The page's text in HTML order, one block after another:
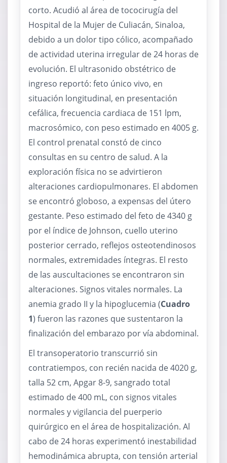
corto. Acudió al área de tococirugía del
Hospital de la Mujer de Culiacán, Sinaloa,
debido a un dolor tipo cólico, acompañado
de actividad uterina irregular de 24 horas de
evolución. El ultrasonido obstétrico de
ingreso reportó: feto único vivo, en
situación longitudinal, en presentación
cefálica, frecuencia cardiaca de 151 lpm,
macrosómico, con peso estimado en 4005 g.
El control prenatal constó de cinco
consultas en su centro de salud. A la
exploración física no se advirtieron
alteraciones cardiopulmonares. El abdomen
se encontró globoso, a expensas del útero
gestante. Peso estimado del feto de 4340 g
por el índice de Johnson, cuello uterino
posterior cerrado, reflejos osteotendinosos
normales, extremidades íntegras. El resto
de las auscultaciones se encontraron sin
alteraciones. Signos vitales normales. La
anemia grado II y la hipoglucemia (Cuadro
1) fueron las razones que sustentaron la
finalización del embarazo por vía abdominal.
El transoperatorio transcurrió sin
contratiempos, con recién nacida de 4020 g,
talla 52 cm, Apgar 8-9, sangrado total
estimado de 400 mL, con signos vitales
normales y vigilancia del puerperio
quirúrgico en el área de hospitalización. Al
cabo de 24 horas experimentó inestabilidad
hemodinámica abrupta, con tensión arterial